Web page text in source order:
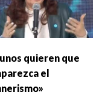
quieren que
el